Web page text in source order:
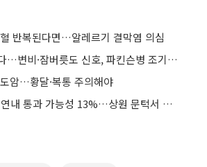
반복된다면…알레르기 결막염 의심
손 떨림만이 아니다…변비·잠버릇도 신호, 파킨슨병 조기 진단 중요
암…황달·복통 주의해야
美 클래리티 법안 연내 통과 가능성 13%…상원 문턱서 제동